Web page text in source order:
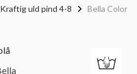
Kraftig uld pind 4-8
Bella Color